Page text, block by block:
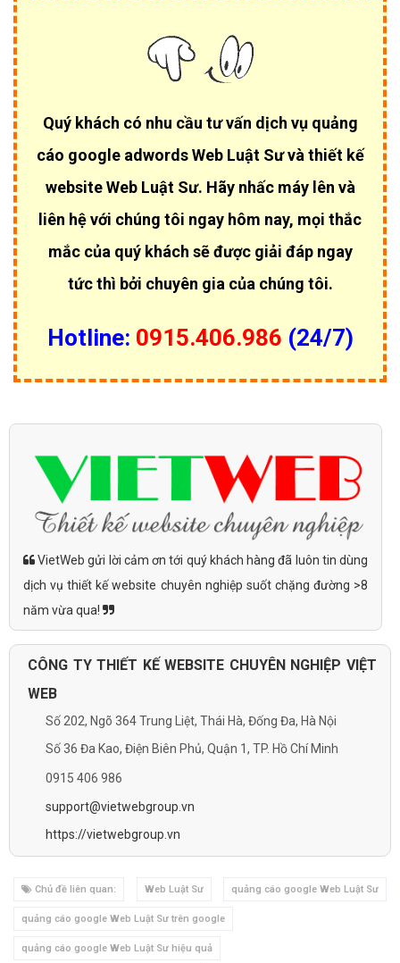
Quý khách có nhu cầu tư vấn dịch vụ quảng
cáo google adwords Web Luật Sư và thiết kế
website Web Luật Sư. Hãy nhấc máy lên và
liên hệ với chúng tôi ngay hôm nay, mọi thắc
mắc của quý khách sẽ được giải đáp ngay
tức thì bởi chuyên gia của chúng tôi.
Hotline: 0915.406.986 (24/7)
VietWeb gửi lời cảm ơn tới quý khách hàng đã luôn tin dùng
dịch vụ thiết kế website chuyên nghiệp suốt chặng đường >8
năm vừa qua!
CÔNG TY THIẾT KẾ WEBSITE CHUYÊN NGHIỆP VIỆT
WEB
Số 202, Ngõ 364 Trung Liệt, Thái Hà, Đống Đa, Hà Nội
Số 36 Đa Kao, Điện Biên Phủ, Quận 1, TP. Hồ Chí Minh
0915 406 986
support@vietwebgroup.vn
https://vietwebgroup.vn
Chủ đề liên quan: Web Luật Sư quảng cáo google Web Luật Sư
quảng cáo google Web Luật Sư trên google
quảng cáo google Web Luật Sư hiệu quả